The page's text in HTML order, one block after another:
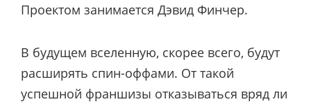
Проектом занимается Дэвид Финчер.
В будущем вселенную, скорее всего, будут
расширять спин-оффами. От такой
успешной франшизы отказываться вряд ли